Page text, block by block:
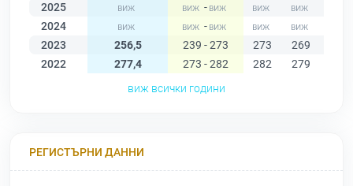
2025
-
2024
-
2023
256,5 239 - 273 273 269
2022
277,4 273 - 282 282 279
виж всички години
РЕГИСТЪРНИ ДАННИ